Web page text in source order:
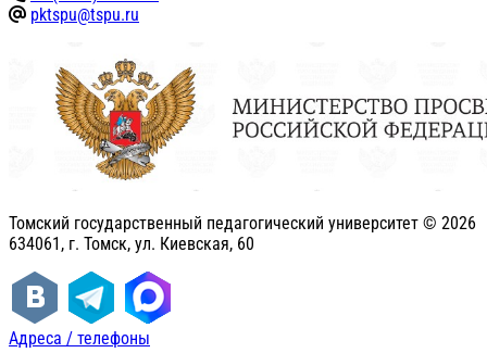
pktspu@tspu.ru
Томский государственный педагогический университет © 2026
634061, г. Томск, ул. Киевская, 60
Адреса / телефоны